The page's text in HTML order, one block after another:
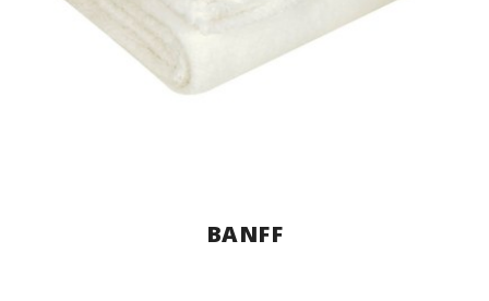
BANFF